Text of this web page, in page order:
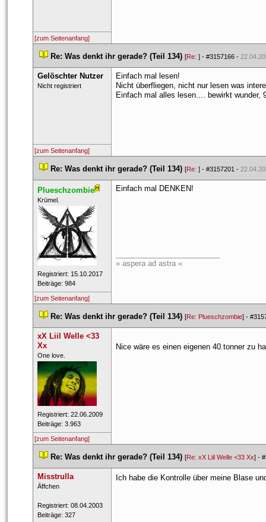
[zum Seitenanfang]
Re: Was denkt ihr gerade? (Teil 134) [Re: ] - #3157166 -
Gelöschter Nutzer
Nicht registriert
Einfach mal lesen!
Nicht überfliegen, nicht nur lesen was
Einfach mal alles lesen.... bewirkt wunder,
[zum Seitenanfang]
Re: Was denkt ihr gerade? (Teil 134) [Re: ] - #3157201 -
Plueschzombie
​Krümel.
Registriert: 15.10.2017
Beiträge: 984
Einfach mal DENKEN!
» aspera ad astra «
[zum Seitenanfang]
Re: Was denkt ihr gerade? (Teil 134) [Re: Plueschzombie] -
xX Liil Welle <33
Xx
​One love.
Registriert: 22.06.2009
Beiträge: 3.963
Nice wäre es einen eigenen 40.tonner zu
[zum Seitenanfang]
Re: Was denkt ihr gerade? (Teil 134) [Re: xX Liil Welle <33 Xx] -
Misstrulla
​Äffchen
Registriert: 08.04.2003
Beiträge: 327
Ich habe die Kontrolle über meine Blase